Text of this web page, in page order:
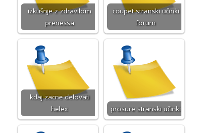
izkušnje z zdravilom
prenessa
coupet stranski učinki
forum
kdaj zacne delovati
helex
prosure stranski učinki